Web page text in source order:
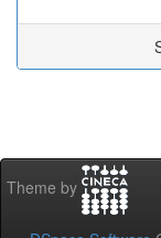
Theme by